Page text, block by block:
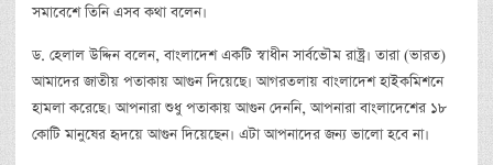
সমাবেশে তিনি এসব কথা বলেন।
ড. হেলাল উদ্দিন বলেন, বাংলাদেশ একটি স্বাধীন সার্বভৌম রাষ্ট্র। তারা (ভারত)
আমাদের জাতীয় পতাকায় আগুন দিয়েছে। আগরতলায় বাংলাদেশ হাইকমিশনে
হামলা করেছে। আপনারা শুধু পতাকায় আগুন দেননি, আপনারা বাংলাদেশের ১৮
কোটি মানুষের হৃদয়ে আগুন দিয়েছেন। এটা আপনাদের জন্য ভালো হবে না।